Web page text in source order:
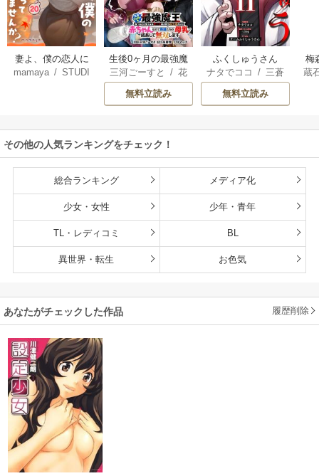
妻よ、僕の恋人に
なってくれません
mamaya/STUDI
生後0ヶ月の最強魔
王 食べるだけ強
くなるチート能力
持ち転生者だけど
雄たちの母乳で成
長して無双します
三河ごーすと /花
房雪/ マップ
無料立読み
ふくしゅうさん
ナタでココ /三蒼
/
チームふくし
ゅうさん
無料立読み
梅
蔵
その他の人気ランキングをチェック！
総合ランキング メディア化
少女・女性 少年・青年
TL・レディコミ BL
異世界・転生 お色気
あなたがチェックした作品 履歴削除